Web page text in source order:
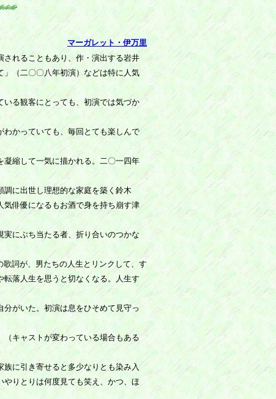
マーガレット・伊万里
れることもあり、作・演出する岩井
（二〇〇八年初演）などは特に人気
る観客にとっても、初演では気づか
かっていても、毎回とても楽しんで
縮して一気に描かれる。二〇一四年
に出世し理想的な家庭を築く鈴木
俳優になるもお酒で身を持ち崩す津
にぶち当たる者、折り合いのつかな
詞が、男たちの人生とリンクして、す
落人生を思うと切なくなる。人生す
がいた。初演は息をひそめて見守っ
キャストが変わっている場合もある
に引き寄せると多少なりとも染み入
りとりは何度見ても笑え、かつ、ほ